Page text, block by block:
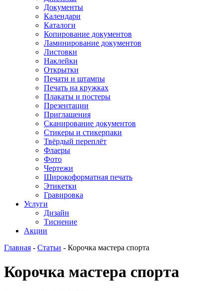
Документы
Календари
Каталоги
Копирование документов
Ламинирование документов
Листовки
Наклейки
Открытки
Печати и штампы
Печать на кружках
Плакаты и постеры
Презентации
Приглашения
Сканирование документов
Стикеры и стикерпаки
Твёрдый переплёт
Флаеры
Фото
Чертежи
Широкоформатная печать
Этикетки
Гравировка
Услуги
Дизайн
Тиснение
Акции
Главная - Статьи - Корочка мастера спорта
Корочка мастера спорта